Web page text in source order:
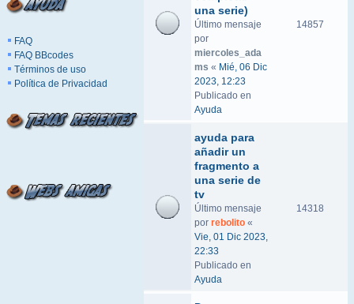
FAQ
FAQ BBcodes
Términos de uso
Política de Privacidad
una serie)
Último mensaje
por
miercoles_ada
ms « Mié, 06 Dic
2023, 12:23
Publicado en
Ayuda
14857
ayuda para
añadir un
fragmento a
una serie de
tv
Último mensaje
por rebolito «
Vie, 01 Dic 2023,
22:33
Publicado en
Ayuda
14318